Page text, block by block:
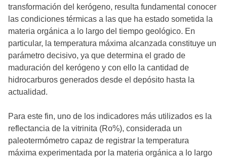
transformación del kerógeno, resulta fundamental conocer
las condiciones térmicas a las que ha estado sometida la
materia orgánica a lo largo del tiempo geológico. En
particular, la temperatura máxima alcanzada constituye un
parámetro decisivo, ya que determina el grado de
maduración del kerógeno y con ello la cantidad de
hidrocarburos generados desde el depósito hasta la
actualidad.
Para este fin, uno de los indicadores más utilizados es la
reflectancia de la vitrinita (Ro%), considerada un
paleotermómetro capaz de registrar la temperatura
máxima experimentada por la materia orgánica a lo largo